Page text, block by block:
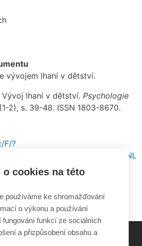
vývojem lhaní v dětství.
lhaní v dětství. Psychologie
(1-2), s. 39-48. ISSN 1803-8670.
F/?
/ Zdrojový web
Roč. 47, č. 1-2 (2012)
o cookies na této
používáme ke shromažďování
o výkonu a používání
fungování funkcí ze sociálních
a přizpůsobení obsahu a